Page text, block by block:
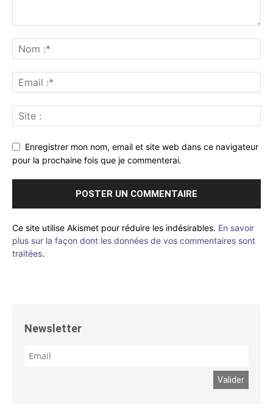
Enregistrer mon nom, email et site web dans ce navigateur
pour la prochaine fois que je commenterai.
Ce site utilise Akismet pour réduire les indésirables. En savoir
plus sur la façon dont les données de vos commentaires sont
traitées.
Newsletter